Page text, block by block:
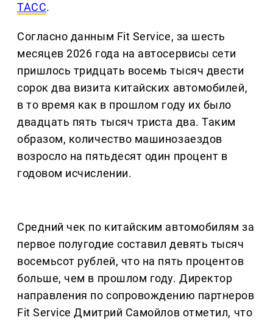
ТАСС.
Согласно данным Fit Service, за шесть
месяцев 2026 года на автосервисы сети
пришлось тридцать восемь тысяч двести
сорок два визита китайских автомобилей,
в то время как в прошлом году их было
двадцать пять тысяч триста два. Таким
образом, количество машинозаездов
возросло на пятьдесят один процент в
годовом исчислении.
Средний чек по китайским автомобилям за
первое полугодие составил девять тысяч
восемьсот рублей, что на пять процентов
больше, чем в прошлом году. Директор
направления по сопровождению партнеров
Fit Service Дмитрий Самойлов отметил, что